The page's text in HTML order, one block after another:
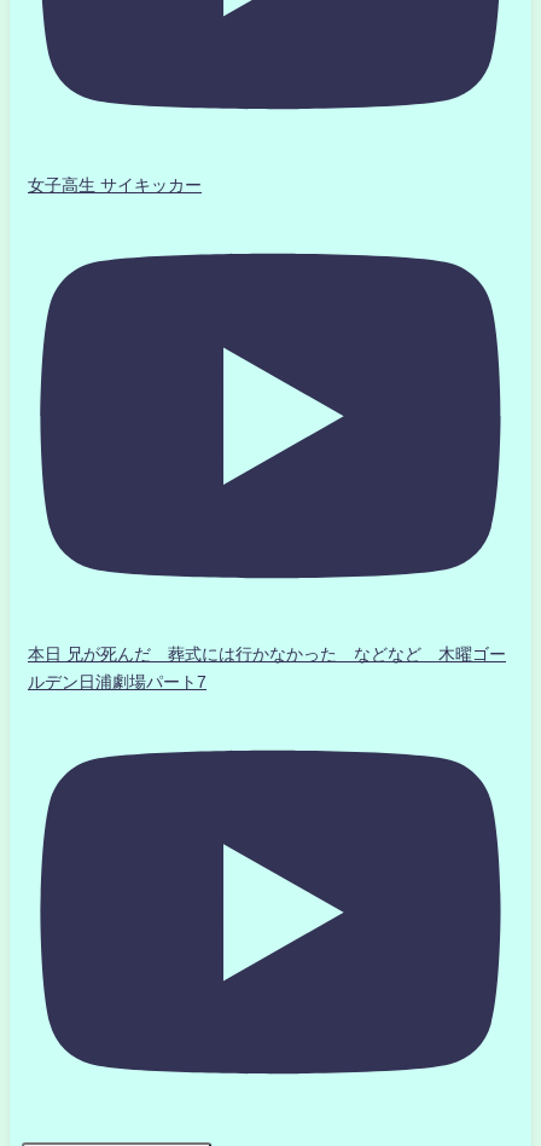
女子高生 サイキッカー
本日 兄が死んだ 葬式には行かなかった などなど 木曜ゴー
ルデン日浦劇場パート7